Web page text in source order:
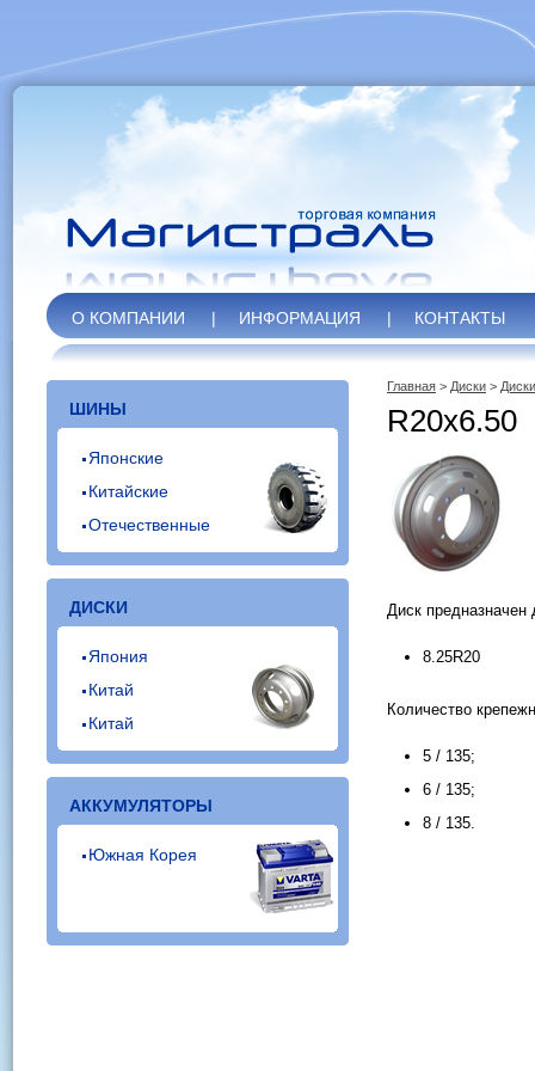
О КОМПАНИИ | ИНФОРМАЦИЯ | КОНТАКТЫ
ШИНЫ
Японские
Китайские
Отечественные
ДИСКИ
Япония
Китай
Китай
АККУМУЛЯТОРЫ
Южная Корея
Главная > Диски >
R20x6.50
Диск
8.25R20
Количество
5 / 135;
6 / 135;
8 / 135.